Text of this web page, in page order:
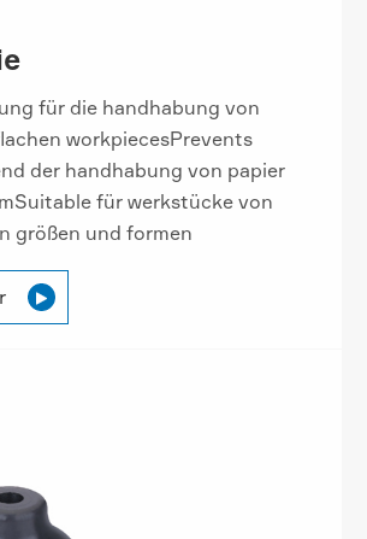
für die handhabung von
workpiecesPrevents
der handhabung von papier
für werkstücke von
größen und formen
